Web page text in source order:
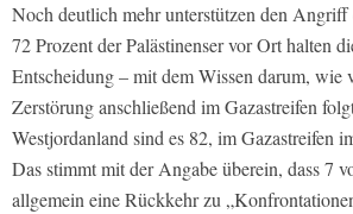
Noch deutlich mehr unterstützen den Angriff
72 Prozent der Palästinenser vor Ort halten
Entscheidung – mit dem Wissen darum, wie
Zerstörung anschließend im Gazastreifen
Westjordanland sind es 82, im Gazastreifen
Das stimmt mit der Angabe überein, dass 7
allgemein eine Rückkehr zu